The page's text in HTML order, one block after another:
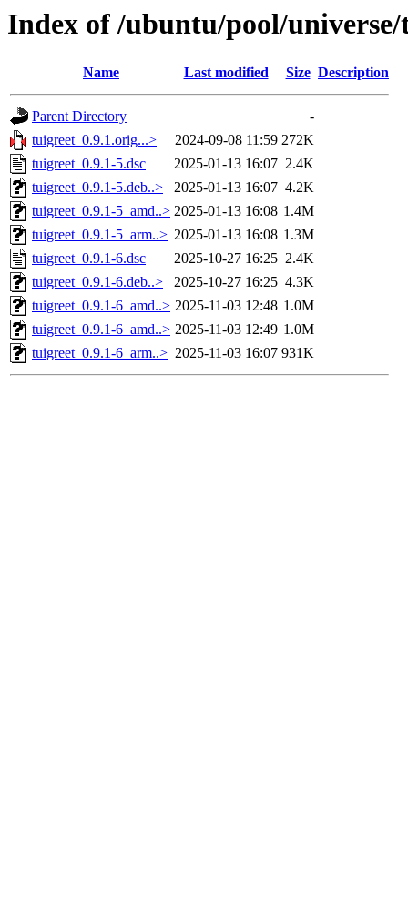
Index of /ubuntu/pool/
Name Last modified Size Description
Parent Directory
-
tuigreet_0.9.1.orig...>
2024-09-08 11:59 272K
tuigreet_0.9.1-5.dsc
2025-01-13 16:07 2.4K
tuigreet_0.9.1-5.deb..>
2025-01-13 16:07 4.2K
tuigreet_0.9.1-5_amd..> 2025-01-13 16:08 1.4M
tuigreet_0.9.1-5_arm..> 2025-01-13 16:08 1.3M
tuigreet_0.9.1-6.dsc
2025-10-27 16:25 2.4K
tuigreet_0.9.1-6.deb..>
2025-10-27 16:25 4.3K
tuigreet_0.9.1-6_amd..> 2025-11-03 12:48 1.0M
tuigreet_0.9.1-6_amd..> 2025-11-03 12:49 1.0M
tuigreet_0.9.1-6_arm..> 2025-11-03 16:07 931K